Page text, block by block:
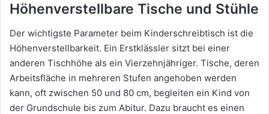
Höhenverstellbare Tische und Stühle
Der wichtigste Parameter beim Kinderschreibtisch ist die
Höhenverstellbarkeit. Ein Erstklässler sitzt bei einer
anderen Tischhöhe als ein Vierzehnjähriger. Tische, deren
Arbeitsfläche in mehreren Stufen angehoben werden
kann, oft zwischen 50 und 80 cm, begleiten ein Kind von
der Grundschule bis zum Abitur. Dazu braucht es einen